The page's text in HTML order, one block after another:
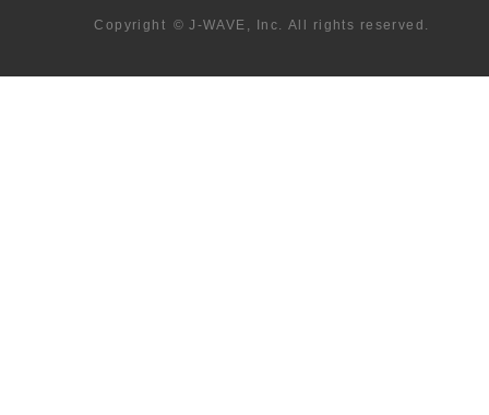
Copyright © J-WAVE, Inc. All rights reserved.